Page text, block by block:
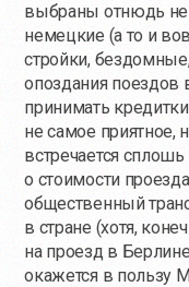
выбраны отнюдь не
немецкие (а то и
стройки,
опоздания поездов
принимать
не самое приятное,
встречается
о стоимости
общественный
в стране (хотя,
на проезд в
окажется в пользу